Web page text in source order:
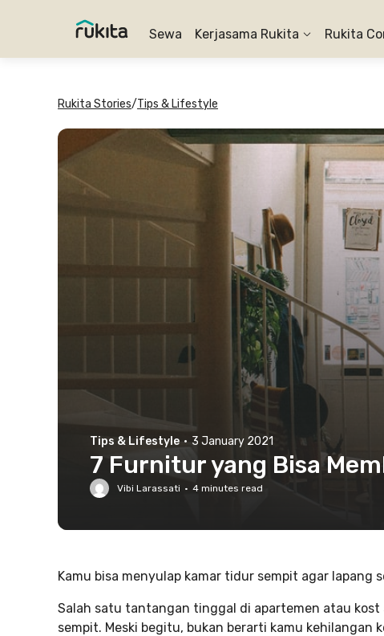
Sewa Kerjasama Rukita Rukita
Rukita Stories/Tips & Lifestyle
Tips & Lifestyle · 3 January 2021
7 Furnitur yang Bisa
Vibi Larassati · 4 minutes read
Kamu bisa menyulap kamar tidur sempit agar lapang
Salah satu tantangan tinggal di apartemen atau
sempit. Meski begitu, bukan berarti kamu kehilangan